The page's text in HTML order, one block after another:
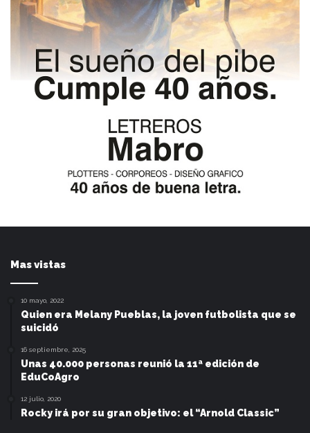
Mas vistas
10 mayo, 2022
Quien era Melany Pueblas, la joven futbolista que se
suicidó
16 septiembre, 2025
Unas 40.000 personas reunió la 11ª edición de
EduCoAgro
12 julio, 2020
Rocky irá por su gran objetivo: el “Arnold Classic”